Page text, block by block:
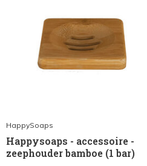
HappySoaps
Happysoaps - accessoire -
zeephouder bamboe (1 bar)